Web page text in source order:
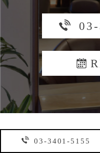
03-3401-5155